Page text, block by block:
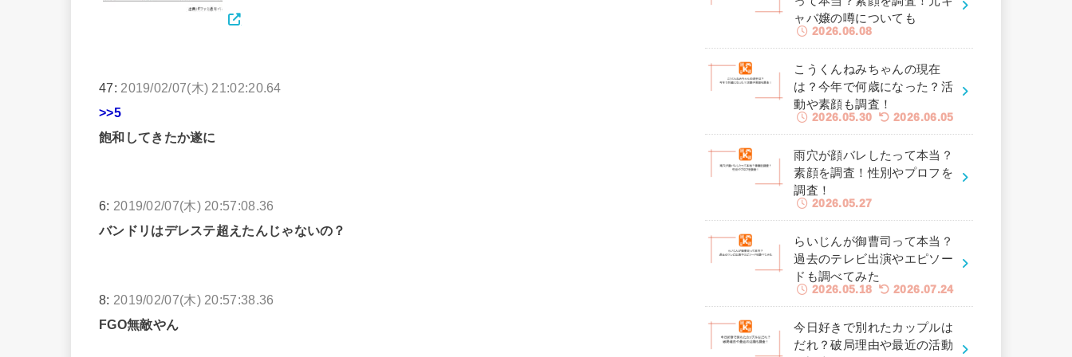
47: 2019/02/07(木) 21:02:20.64
>>5
飽和してきたか遂に
6: 2019/02/07(木) 20:57:08.36
バンドリはデレステ超えたんじゃないの？
8: 2019/02/07(木) 20:57:38.36
FGO無敵やん
ャバ嬢の噂についても
2026.06.08
こうくんねみちゃんの現在
は？今年で何歳になった？活
動や素顔も調査！
2026.05.30 2026.06.05
雨穴が顔バレしたって本当？
素顔を調査！性別やプロフを
調査！
2026.05.27
らいじんが御曹司って本当？
過去のテレビ出演やエピソー
ドも調べてみた
2026.05.18 2026.07.24
今日好きで別れたカップルは
だれ？破局理由や最近の活動